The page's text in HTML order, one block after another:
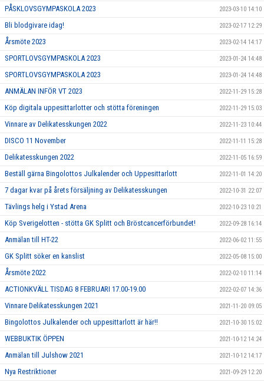
PÅSKLOVSGYMPASKOLA 2023 2023-03-10 14:10
Bli blodgivare idag! 2023-02-17 12:29
Årsmöte 2023 2023-02-14 14:17
SPORTLOVSGYMPASKOLA 2023 2023-01-24 14:48
SPORTLOVSGYMPASKOLA 2023 2023-01-24 14:48
ANMÄLAN INFÖR VT 2023 2022-11-29 15:28
Köp digitala uppesittarlotter och stötta föreningen 2022-11-29 15:03
Vinnare av Delikatesskungen 2022 2022-11-23 10:44
DISCO 11 November 2022-11-11 15:28
Delikatesskungen 2022 2022-11-05 16:59
Beställ gärna Bingolottos Julkalender och Uppesittarlott 2022-11-01 14:20
7 dagar kvar på årets försäljning av Delikatesskungen 2022-10-31 22:07
Tävlings helg i Ystad Arena 2022-10-23 10:21
Köp Sverigelotten - stötta GK Splitt och Bröstcancerförbundet! 2022-09-28 16:14
Anmälan till HT-22 2022-06-02 11:55
GK Splitt söker en kanslist 2022-05-08 15:00
Årsmöte 2022 2022-02-10 11:14
ACTIONKVÄLL TISDAG 8 FEBRUARI 17.00-19.00 2022-02-07 14:36
Vinnare Delikatesskungen 2021 2021-11-20 09:05
Bingolottos Julkalender och uppesittarlott är här!! 2021-10-30 15:02
WEBBUKTIK ÖPPEN 2021-10-12 14:24
Anmälan till Julshow 2021 2021-10-12 14:17
Nya Restriktioner 2021-09-29 12:20